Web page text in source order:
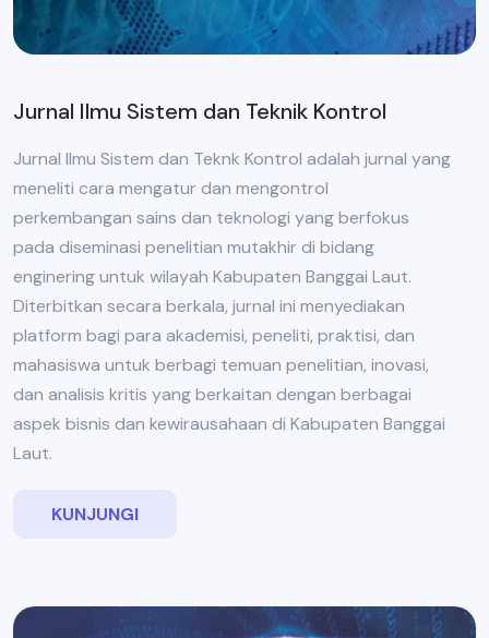
Jurnal Ilmu Sistem dan Teknik Kontrol
Jurnal Ilmu Sistem dan Teknk Kontrol adalah jurnal yang
meneliti cara mengatur dan mengontrol
perkembangan sains dan teknologi yang berfokus
pada diseminasi penelitian mutakhir di bidang
enginering untuk wilayah Kabupaten Banggai Laut.
Diterbitkan secara berkala, jurnal ini menyediakan
platform bagi para akademisi, peneliti, praktisi, dan
mahasiswa untuk berbagi temuan penelitian, inovasi,
dan analisis kritis yang berkaitan dengan berbagai
aspek bisnis dan kewirausahaan di Kabupaten Banggai
Laut.
KUNJUNGI